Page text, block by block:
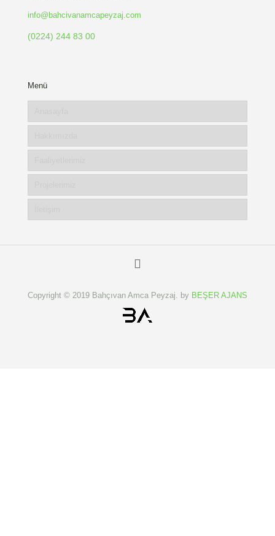
info@bahcivanamcapeyzaj.com
(0224) 244 83 00
Menü
Copyright © 2019 Bahçıvan Amca Peyzaj. by BEŞER AJANS